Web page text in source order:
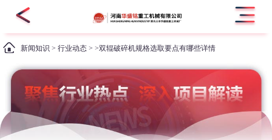
新闻知识 >行业动态 > >双辊破碎机规格选取要点有哪些详情